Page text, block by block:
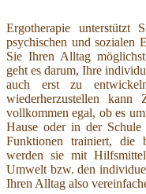
Ergotherapie unterstützt
psychischen und sozialen
Sie Ihren Alltag
geht es darum, Ihre
auch erst zu
wiederherzustellen
vollkommen egal, ob es
Hause oder in der
Funktionen trainiert, die
werden sie mit
Umwelt bzw. den
Ihren Alltag also